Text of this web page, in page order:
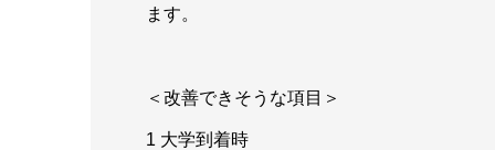
ます。
＜改善できそうな項目＞
1 大学到着時